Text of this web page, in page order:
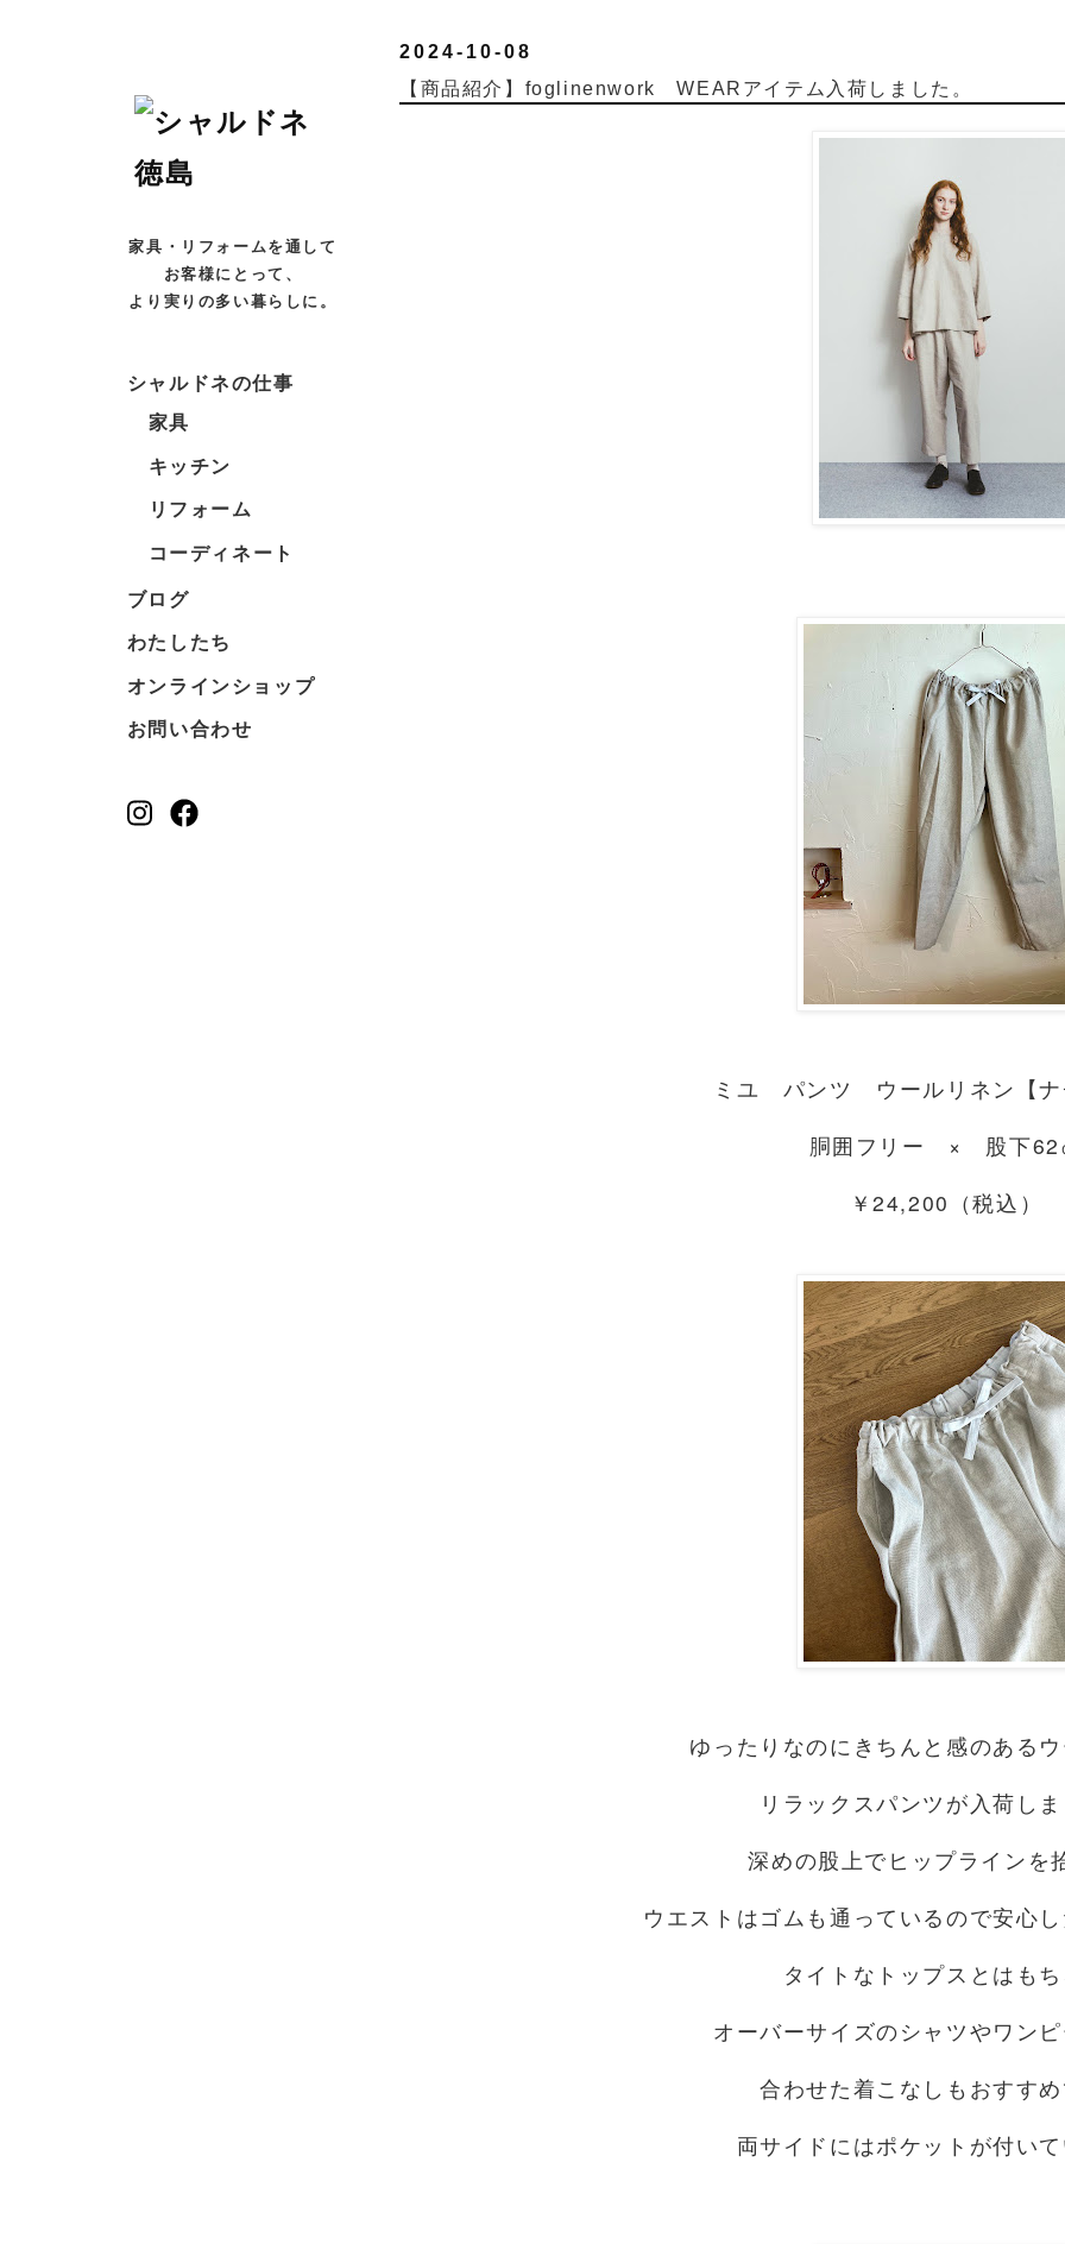
家具・リフォームを通して
お客様にとって、
より実りの多い暮らしに。
シャルドネの仕事
家具
キッチン
リフォーム
コーディネート
ブログ
わたしたち
オンラインショップ
お問い合わせ
2024-10-08
【商品紹介】foglinenwork WEARアイテム入荷しました。
ミユ パンツ ウールリネン【ナ
胴囲フリー × 股下62
￥24,200（税込）
ゆったりなのにきちんと感のある
リラックスパンツが入荷し
深めの股上でヒップラインを
ウエストはゴムも通っているので安心
タイトなトップスとはも
オーバーサイズのシャツやワン
合わせた着こなしもおすす
両サイドにはポケットが付い